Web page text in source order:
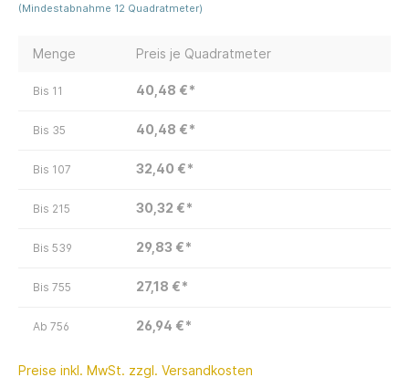
(Mindestabnahme 12 Quadratmeter)
Menge Preis je Quadratmeter
Bis 11 40,48 €*
Bis 35 40,48 €*
Bis 107 32,40 €*
Bis 215 30,32 €*
Bis 539 29,83 €*
Bis 755 27,18 €*
Ab 756 26,94 €*
Preise inkl. MwSt. zzgl. Versandkosten